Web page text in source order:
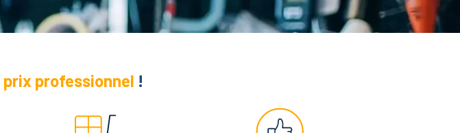
prix professionnel !